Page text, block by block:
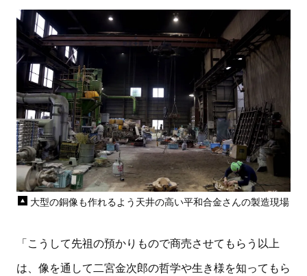
大型の銅像も作れるよう天井の高い平和合金さんの製造現場
「こうして先祖の預かりもので商売させてもらう以上
は、像を通して二宮金次郎の哲学や生き様を知ってもら